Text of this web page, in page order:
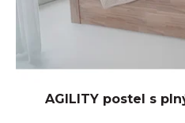
AGILITY postel s